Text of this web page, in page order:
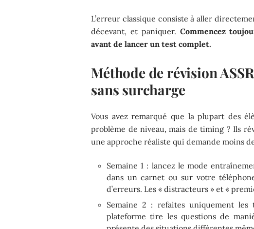
L’erreur classique consiste à aller
décevant, et paniquer. Commencez
avant de lancer un test complet.
Méthode de révision
sans surcharge
Vous avez remarqué que la plupart des
problème de niveau, mais de timing ? Ils
une approche réaliste qui demande moins
Semaine 1 : lancez le mode
dans un carnet ou sur votre
d’erreurs. Les « distracteurs » et «
Semaine 2 : refaites uniquement les
plateforme tire les questions de